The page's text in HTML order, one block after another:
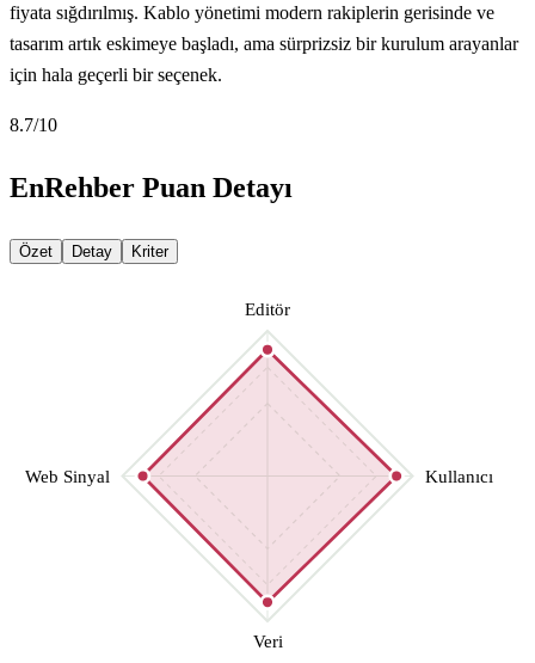
fiyata sığdırılmış. Kablo yönetimi modern rakiplerin gerisinde ve
tasarım artık eskimeye başladı, ama sürprizsiz bir kurulum arayanlar
için hala geçerli bir seçenek.
8.7/10
EnRehber Puan Detayı
Özet Detay Kriter
Editör
Kullanıcı
Veri
Web Sinyal